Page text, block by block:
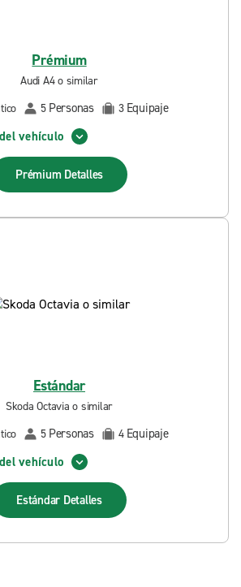
Prémium
Audi A4 o similar
5 Personas 3 Equipaje
vehículo
Prémium Detalles
Estándar
Skoda Octavia o similar
5 Personas 4 Equipaje
vehículo
Estándar Detalles